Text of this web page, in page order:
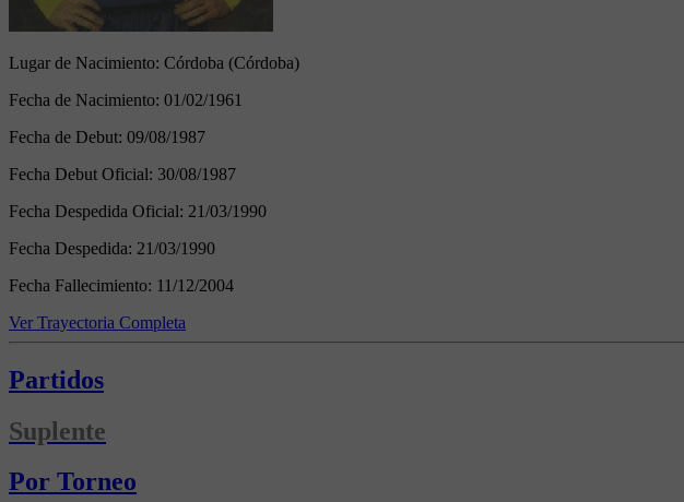
Lugar de Nacimiento: Córdoba (Córdoba)
Fecha de Nacimiento: 01/02/1961
Fecha de Debut: 09/08/1987
Fecha Debut Oficial: 30/08/1987
Fecha Despedida Oficial: 21/03/1990
Fecha Despedida: 21/03/1990
Fecha Fallecimiento: 11/12/2004
Ver Trayectoria Completa
Partidos
Suplente
Por Torneo